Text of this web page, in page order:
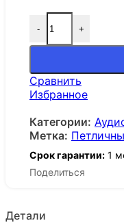
- +
Сравнить
Избранное
Категории:
Метка:
Срок гарантии: 1
Поделиться
Детали